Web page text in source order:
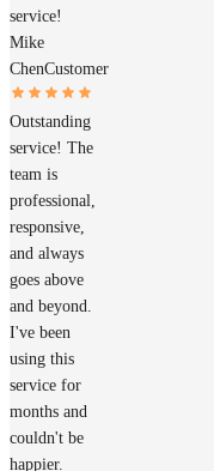
service!
Mike
ChenCustomer
Outstanding
service! The
team is
professional,
responsive,
and always
goes above
and beyond.
I've been
using this
service for
months and
couldn't be
happier.